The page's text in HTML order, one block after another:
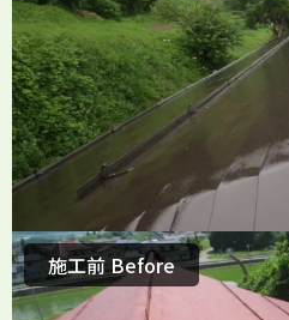
施工前 Before